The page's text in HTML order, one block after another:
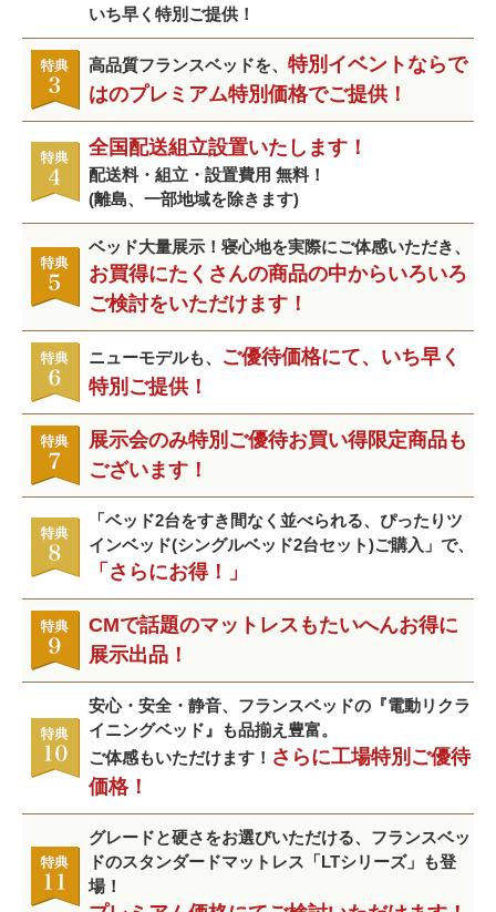
いち早く特別ご提供！
高品質フランスベッドを、 特別イベントならで
はのプレミアム特別価格でご提供！
全国配送組立設置いたします！
配送料・組立・設置費用 無料！
(離島、一部地域を除きます)
ベッド大量展示！寝心地を実際にご体感いただき、
お買得にたくさんの商品の中からいろいろ
ご検討をいただけます！
ニューモデルも、
ご優待価格にて、いち早く
特別ご提供！
展示会のみ特別ご優待お買い得限定商品も
ございます！
「ベッド2台をすき間なく並べられる、ぴったりツ
インベッド(シングルベッド2台セット)ご購入」で、
「さらにお得！」
CMで話題のマットレスもたいへんお得に
展示出品！
安心・安全・静音、フランスベッドの『電動リクラ
イニングベッド』も品揃え豊富。
ご体感もいただけます！ さらに工場特別ご優待
価格！
グレードと硬さをお選びいただける、フランスベッ
ドのスタンダードマットレス「LTシリーズ」も登
場！